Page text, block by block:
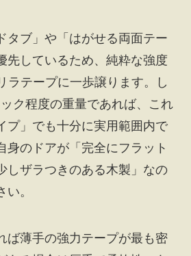
タブ」や「はがせる両面テー
先しているため、純粋な強度
ラテープに一歩譲ります。し
ク程度の重量であれば、これ
プ」でも十分に実用範囲内で
身のドアが「完全にフラット
しザラつきのある木製」なの
。
ば薄手の強力テープが最も密